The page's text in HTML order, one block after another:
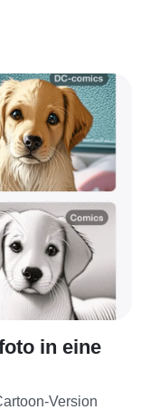
in eine
Version